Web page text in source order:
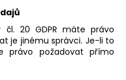
20 GDPR máte právo
je jinému správci. Je-li to
právo požadovat přímo